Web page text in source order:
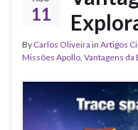
11
By Carlos Oliveira in Artigos
Missões Apollo, Vantagens da